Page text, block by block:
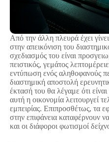
Από την άλλη πλευρά έχει
στην απεικόνιση του
σχεδιασμός του είναι
πειστικός, γεμάτος
εντύπωση ενός αληθοφανούς
διαστημική αποστολή
έκτασή του θα λέγαμε ότι
αυτή η οικονομία λειτουργεί
εμπειρίας. Επιπροσθέτως, τα
στην επιφάνεια καταφέρνουν
και οι διάφοροι φωτισμοί